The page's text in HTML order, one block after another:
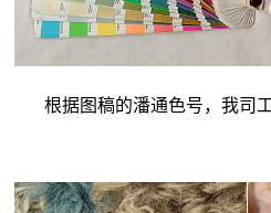
根据图稿的潘通色号，我司